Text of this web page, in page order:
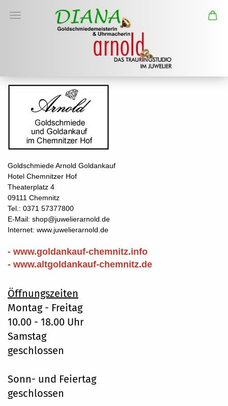
Goldschmiede Arnold Goldankauf
Hotel Chemnitzer Hof
Theaterplatz 4
09111 Chemnitz
Tel.: 0371 57377800
E-Mail: shop@juwelierarnold.de
Internet: www.juwelierarnold.de
- www.goldankauf-chemnitz.info
- www.altgoldankauf-chemnitz.de
Öffnungszeiten
Montag - Freitag
10.00 - 18.00 Uhr
Samstag
geschlossen
Sonn- und Feiertag
geschlossen